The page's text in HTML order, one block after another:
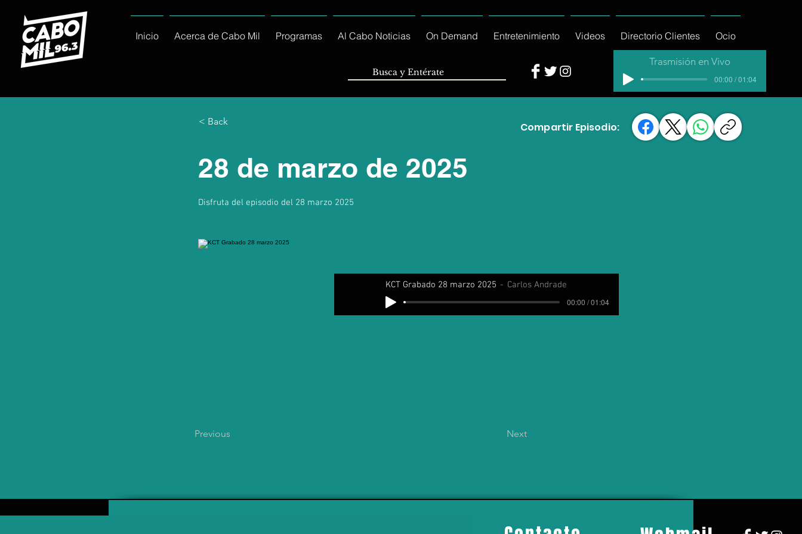
Inicio Acerca de Cabo Mil Programas Al Cabo Noticias On Demand Entretenimiento Videos Directorio Clientes Ocio
Trasmisión en Vivo
00:00 / 01:04
< Back Compartir Episodio:
28 de marzo de 2025
Disfruta del episodio del 28 marzo 2025
Previous
KCT Grabado 28 marzo 2025 Carlos Andrade
00:00 / 01:04
Next